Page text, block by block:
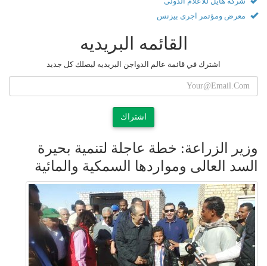
معرض ومؤتمر اجرى بيزنس
القائمه البريديه
اشترك في قائمة عالم الدواجن البريديه ليصلك كل جديد
اشتراك
وزير الزراعة: خطة عاجلة لتنمية بحيرة
السد العالى ومواردها السمكية والمائية